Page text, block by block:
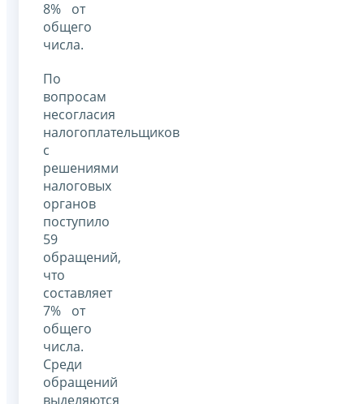
8% от
общего
числа.
По
вопросам
несогласия
налогоплательщиков
с
решениями
налоговых
органов
поступило
59
обращений,
что
составляет
7% от
общего
числа.
Среди
обращений
выделяются